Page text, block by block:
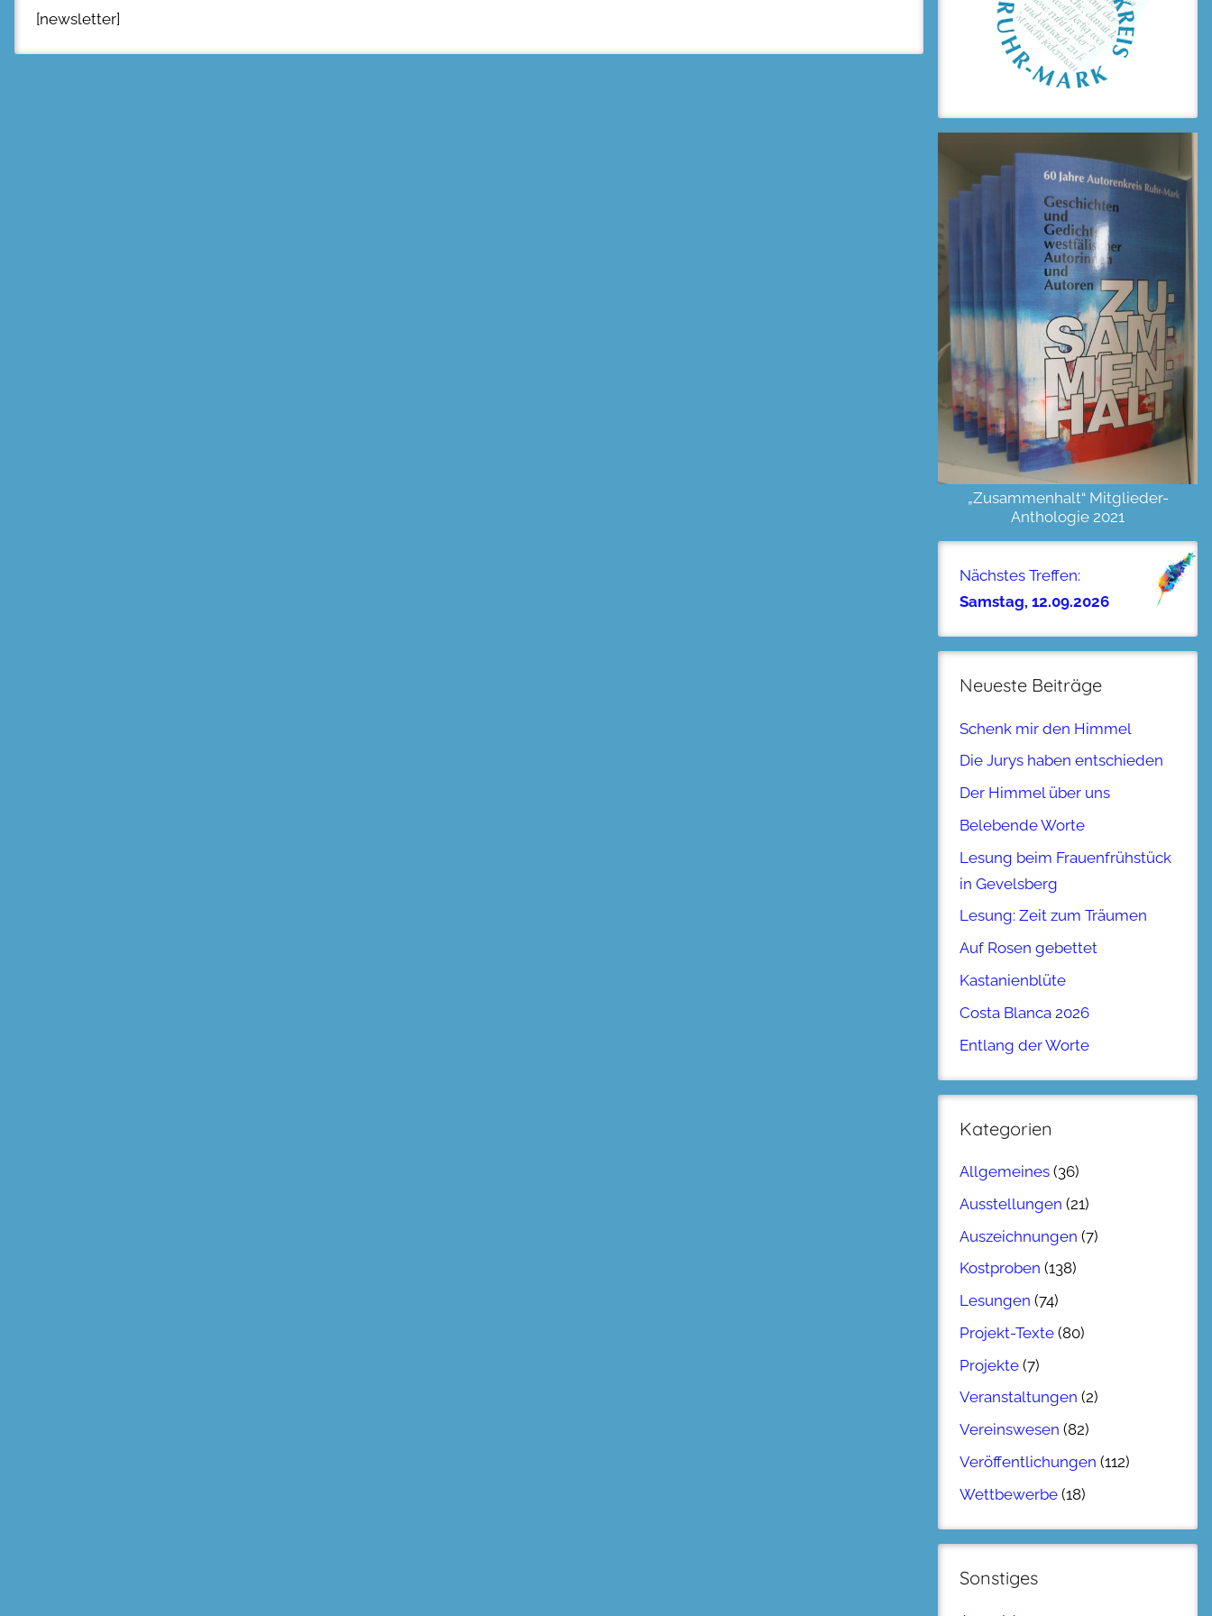
[newsletter]
„Zusammenhalt“ Mitglieder-
Anthologie 2021
Nächstes Treffen:
Samstag, 12.09.2026
Neueste Beiträge
Schenk mir den Himmel
Die Jurys haben entschieden
Der Himmel über uns
Belebende Worte
Lesung beim Frauenfrühstück
in Gevelsberg
Lesung: Zeit zum Träumen
Auf Rosen gebettet
Kastanienblüte
Costa Blanca 2026
Entlang der Worte
Kategorien
Allgemeines (36)
Ausstellungen (21)
Auszeichnungen (7)
Kostproben (138)
Lesungen (74)
Projekt-Texte (80)
Projekte (7)
Veranstaltungen (2)
Vereinswesen (82)
Veröffentlichungen (112)
Wettbewerbe (18)
Sonstiges